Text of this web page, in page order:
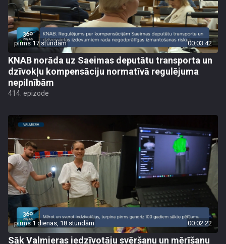
pirms 17 stundām 00:03:42
KNAB norāda uz Saeimas deputātu transporta un
dzīvokļu kompensāciju normatīvā regulējuma
nepilnībām
414. epizode
pirms 1 dienas, 18 stundām 00:02:22
Sāk Valmieras iedzīvotāju svēršanu un mērīšanu